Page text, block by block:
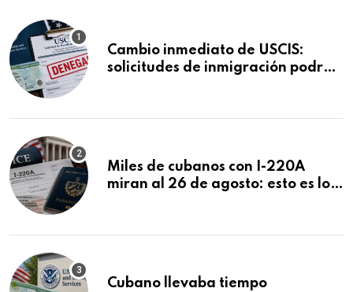
Cambio inmediato de USCIS:
solicitudes de inmigración podrán
Miles de cubanos con I-220A
miran al 26 de agosto: esto es lo
Cubano llevaba tiempo